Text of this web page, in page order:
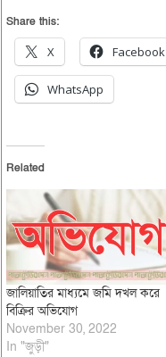
Share this:
X Facebook
WhatsApp
Related
জালিয়াতির মাধ্যমে জমি দখল করে
বিক্রির অভিযোগ
November 30, 2022
In "জুড়ী"